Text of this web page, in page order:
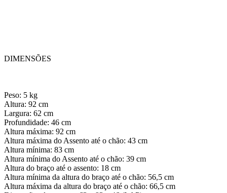
DIMENSÕES
Peso: 5 kg
Altura: 92 cm
Largura: 62 cm
Profundidade: 46 cm
Altura máxima: 92 cm
Altura máxima do Assento até o chão: 43 cm
Altura mínima: 83 cm
Altura mínima do Assento até o chão: 39 cm
Altura do braço até o assento: 18 cm
Altura mínima da altura do braço até o chão: 56,5 cm
Altura máxima da altura do braço até o chão: 66,5 cm